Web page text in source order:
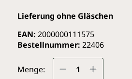
Lieferung ohne Gläschen
EAN: 2000000111575
Bestellnummer: 22406
Menge: Produkt